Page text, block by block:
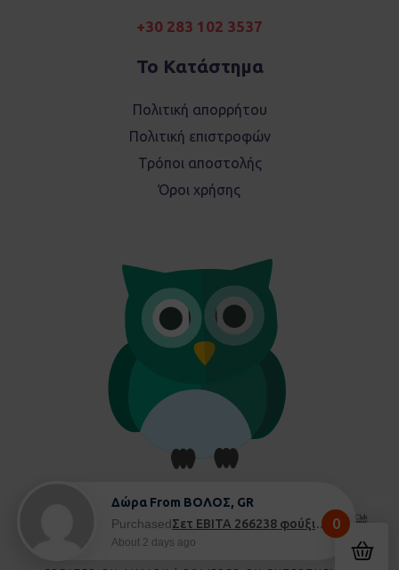
+30 283 102 3537
Το Κατάστημα
Πολιτική απορρήτου
Πολιτική επιστροφών
Τρόποι αποστολής
Όροι χρήσης
Δώρα From ΒΟΛΟΣ, GR
Purchased
Σετ EBITA 266238 φούξια - 5 ετών
About 2 days ago
0